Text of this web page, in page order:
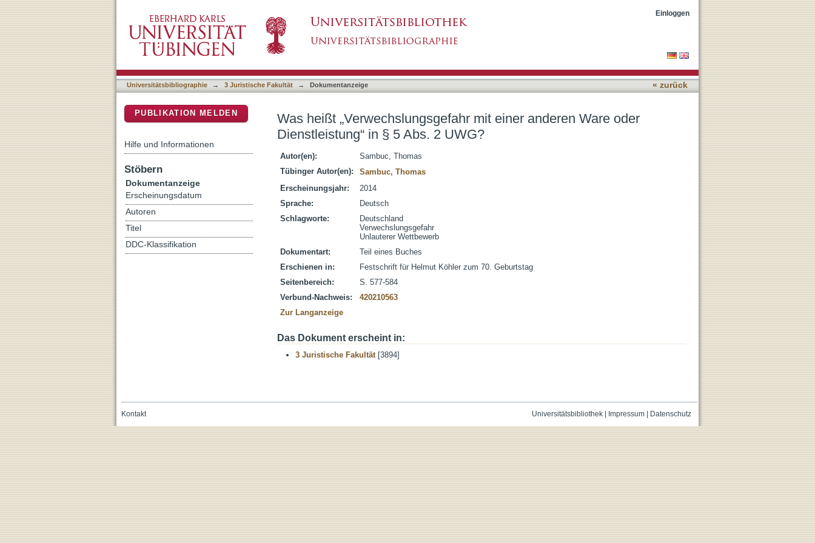
Was heißt „Verwechslungsgefahr mit einer anderen Ware oder Dienstleistung“ in § 5 Abs. 2 UWG?
Einloggen
Universitätsbibliographie → 3 Juristische Fakultät → Dokumentanzeige « zurück
Was heißt „Verwechslungsgefahr mit einer anderen Ware oder
Dienstleistung“ in § 5 Abs. 2 UWG?
Autor(en):
Sambuc, Thomas
Tübinger Autor(en):
Sambuc, Thomas
Erscheinungsjahr:
2014
Sprache:
Deutsch
Schlagworte:
Deutschland
Verwechslungsgefahr
Unlauterer Wettbewerb
Dokumentart:
Teil eines Buches
Erschienen in:
Festschrift für Helmut Köhler zum 70. Geburtstag
Seitenbereich:
S. 577-584
Verbund-Nachweis:
420210563
Zur Langanzeige
Das Dokument erscheint in:
3 Juristische Fakultät[3894]
PUBLIKATION MELDEN
Hilfe und Informationen
Stöbern
Dokumentanzeige
Erscheinungsdatum
Autoren
Titel
DDC-Klassifikation
Universitätsbibliothek| Impressum| Datenschutz
Kontakt